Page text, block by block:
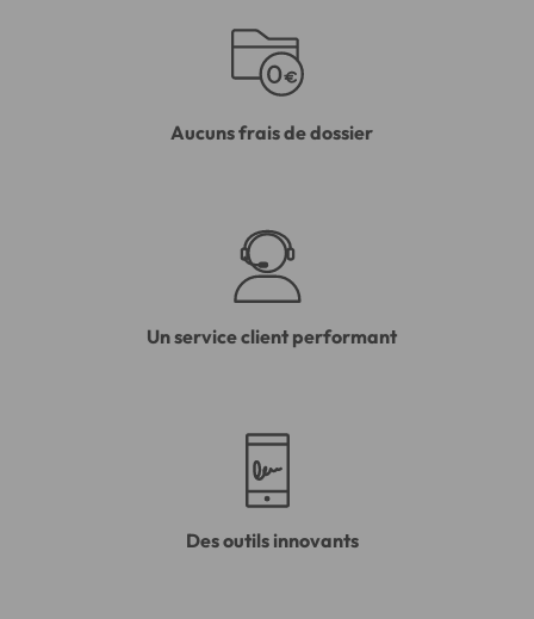
Aucuns frais de dossier
Un service client performant
Des outils innovants